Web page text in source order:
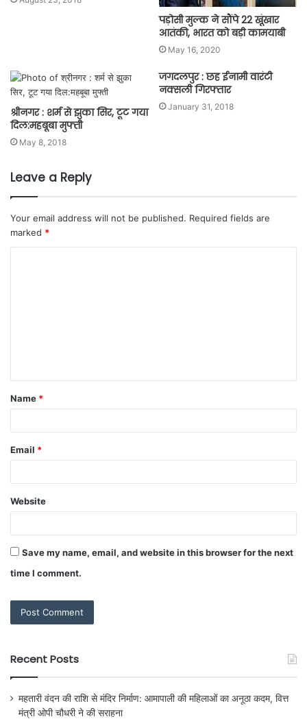
पड़ोसी मुल्क ने सौंपे 22 खूंखार
आतंकी, भारत को बड़ी कामयाबी
May 16, 2020
श्रीनगर : शर्म से झुका सिर, टूट गया
दिल:महबूबा मुफ्ती
May 8, 2018
जगदलपुर : छह ईनामी वारंटी
नक्सली गिरफ्तार
January 31, 2018
Leave a Reply
Your email address will not be published. Required fields are
marked *
Name *
Email *
Website
Save my name, email, and website in this browser for the next
time I comment.
Recent Posts
महतारी वंदन की राशि से मंदिर निर्माण: आमापाली की महिलाओं का अनूठा कदम, वित्त
मंत्री ओपी चौधरी ने की सराहना